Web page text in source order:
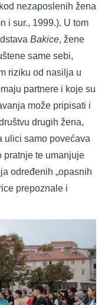
nezaposlenih žena
i sur., 1999.). U tom
Bakice, žene
same sebi,
riziku od nasilja u
partnere i koje su
može pripisati i
drugih žena,
ulici samo povećava
pratnje te umanjuje
određenih „opasnih
prepoznale i